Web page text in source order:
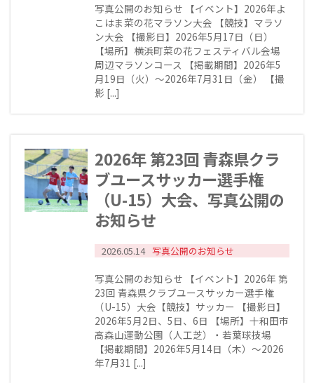
写真公開のお知らせ 【イベント】2026年よ
こはま菜の花マラソン大会 【競技】マラソ
ン大会 【撮影日】2026年5月17日（日）
【場所】横浜町菜の花フェスティバル会場
周辺マラソンコース 【掲載期間】2026年5
月19日（火）～2026年7月31日（金） 【撮
影 [...]
2026年 第23回 青森県クラ
ブユースサッカー選手権
（U-15）大会、写真公開の
お知らせ
2026.05.14 写真公開のお知らせ
写真公開のお知らせ 【イベント】2026年 第
23回 青森県クラブユースサッカー選手権
（U-15）大会【競技】サッカー 【撮影日】
2026年5月2日、5日、6日 【場所】十和田市
高森山運動公園（人工芝）・若葉球技場
【掲載期間】2026年5月14日（木）～2026
年7月31 [...]